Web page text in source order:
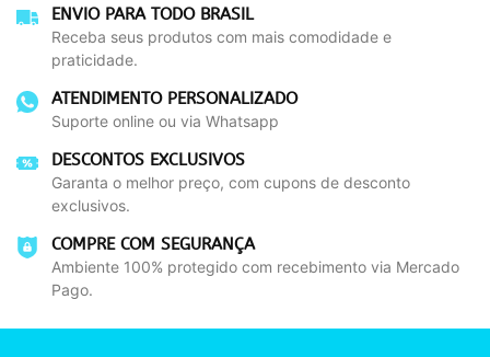
ENVIO PARA TODO BRASIL
Receba seus produtos com mais comodidade e
praticidade.
ATENDIMENTO PERSONALIZADO
Suporte online ou via Whatsapp
DESCONTOS EXCLUSIVOS
Garanta o melhor preço, com cupons de desconto
exclusivos.
COMPRE COM SEGURANÇA
Ambiente 100% protegido com recebimento via Mercado
Pago.